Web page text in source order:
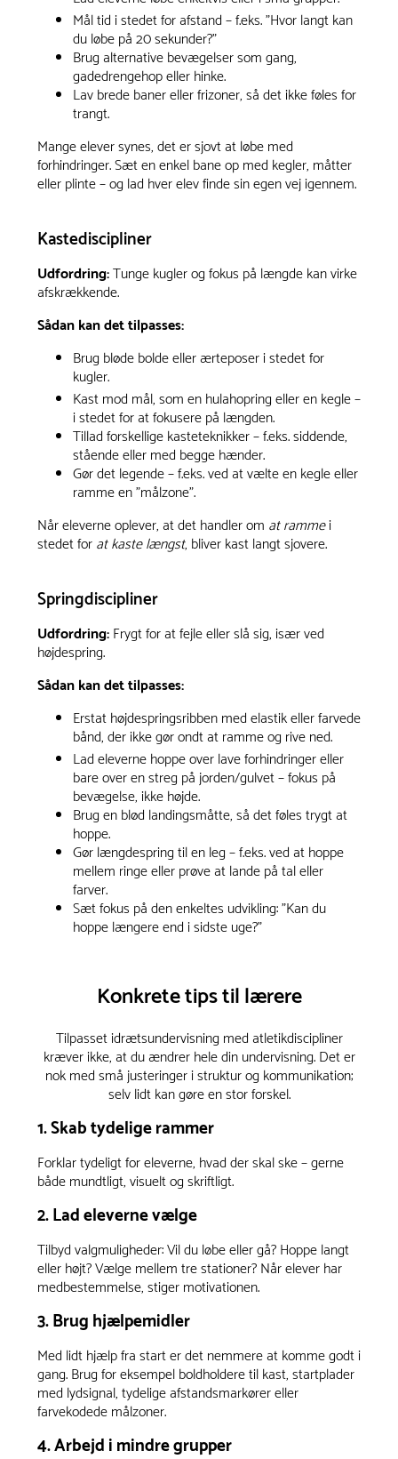
Mål tid i stedet for afstand – f.eks. "Hvor langt kan
du løbe på 20 sekunder?"
Brug alternative bevægelser som gang,
gadedrengehop eller hinke.
Lav brede baner eller frizoner, så det ikke føles for
trangt.
Mange elever synes, det er sjovt at løbe med
forhindringer. Sæt en enkel bane op med kegler, måtter
eller plinte – og lad hver elev finde sin egen vej igennem.
Kastediscipliner
Udfordring:Tunge kugler og fokus på længde kan virke
afskrækkende.
Sådan kan det tilpasses:
Brug bløde bolde eller ærteposer i stedet for
kugler.
Kast mod mål, som en hulahopring eller en kegle –
i stedet for at fokusere på længden.
Tillad forskellige kasteteknikker – f.eks. siddende,
stående eller med begge hænder.
Gør det legende – f.eks. ved at vælte en kegle eller
ramme en "målzone".
Når eleverne oplever, at det handler om at rammei
stedet foratkaste længst, bliver kast langt sjovere.
Springdiscipliner
Udfordring:Frygt for at fejle eller slå sig, især ved
højdespring.
Sådan kan det tilpasses:
Erstat højdespringsribben med elastik eller farvede
bånd, der ikke gør ondt at ramme og rive ned.
Lad eleverne hoppe over lave forhindringer eller
bare over en streg på jorden/gulvet – fokus på
bevægelse, ikke højde.
Brug en blød landingsmåtte, så det føles trygt at
hoppe.
Gør længdespring til en leg – f.eks. ved at hoppe
mellem ringe eller prøve at lande på tal eller
farver.
Sæt fokus på den enkeltes udvikling: "Kan du
hoppe længere end i sidste uge?"
Konkrete tips til lærere
Tilpasset idrætsundervisning med atletikdiscipliner
kræver ikke, at du ændrer hele din undervisning. Det er
nok med små justeringer i struktur og kommunikation;
selv lidt kan gøre en stor forskel.
1. Skab tydelige rammer
Forklar tydeligt for eleverne, hvad der skal ske – gerne
både mundtligt, visuelt og skriftligt.
2. Lad eleverne vælge
Tilbyd valgmuligheder: Vil du løbe eller gå? Hoppe langt
eller højt? Vælge mellem tre stationer? Når elever har
medbestemmelse, stiger motivationen.
3. Brug hjælpemidler
Med lidt hjælp fra start er det nemmere at komme godt i
gang. Brug for eksempel boldholdere til kast, startplader
med lydsignal, tydelige afstandsmarkører eller
farvekodede målzoner.
4. Arbejd i mindre grupper